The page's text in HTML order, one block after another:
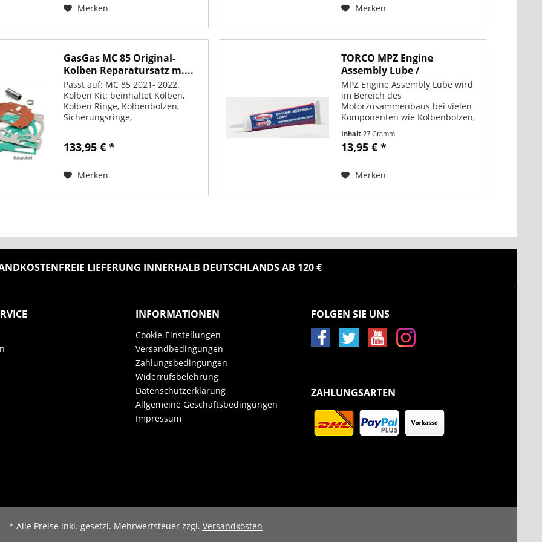
Merken Merken
GasGas MC 85 Original-
Kolben Reparatursatz m....
Passt auf: MC 85 2021- 2022.
Kolben Kit: beinhaltet Kolben,
Kolben Ringe, Kolbenbolzen,
Sicherungsringe,
was man zum wechseln des
133,95 € *
Merken
TORCO MPZ Engine
Assembly Lube /
Montagepaste
MPZ Engine Assembly Lube wird
im Bereich des
Motorzusammenbaus bei vielen
Komponenten wie Kolbenbolzen,
Kugellager, Rollenlager, Zapfen
und Getriebekomponenten
Teile laufen besser...
Inhalt27 Gramm
13,95 € *
Merken
LIEFERUNG INNERHALB DEUTSCHLANDS AB 120 €
INFORMATIONEN
Cookie-Einstellungen
Versandbedingungen
Zahlungsbedingungen
Widerrufsbelehrung
Datenschutzerklärung
Allgemeine Geschäftsbedingungen
Impressum
FOLGEN SIE UNS
ZAHLUNGSARTEN
* Alle Preise inkl. gesetzl. Mehrwertsteuer zzgl. Versandkosten